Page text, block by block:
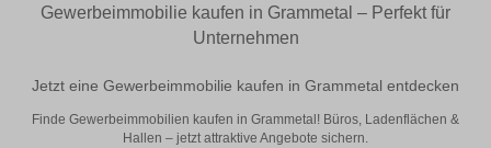
Gewerbeimmobilie kaufen in Grammetal – Perfekt für
Unternehmen
Jetzt eine Gewerbeimmobilie kaufen in Grammetal entdecken
Finde Gewerbeimmobilien kaufen in Grammetal! Büros, Ladenflächen &
Hallen – jetzt attraktive Angebote sichern.